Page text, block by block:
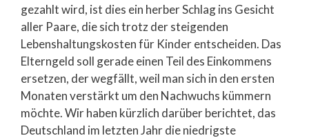
gezahlt wird, ist dies ein herber Schlag ins Gesicht
aller Paare, die sich trotz der steigenden
Lebenshaltungskosten für Kinder entscheiden. Das
Elterngeld soll gerade einen Teil des Einkommens
ersetzen, der wegfällt, weil man sich in den ersten
Monaten verstärkt um den Nachwuchs kümmern
möchte. Wir haben kürzlich darüber berichtet, das
Deutschland im letzten Jahr die niedrigste